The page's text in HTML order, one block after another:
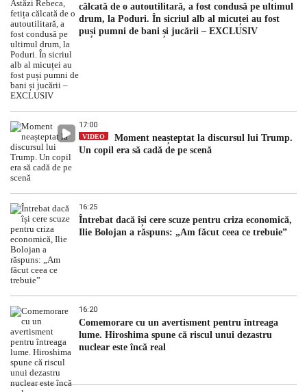
călcată de o autoutilitară, a fost condusă pe ultimul
drum, la Poduri. În sicriul alb al micuței au fost
puși pumni de bani și jucării – EXCLUSIV
17:00
VIDEO
Moment neașteptat la discursul lui Trump.
Un copil era să cadă de pe scenă
16:25
Întrebat dacă își cere scuze pentru criza economică,
Ilie Bolojan a răspuns: „Am făcut ceea ce trebuie”
16:20
Comemorare cu un avertisment pentru întreaga
lume. Hiroshima spune că riscul unui dezastru
nuclear este încă real